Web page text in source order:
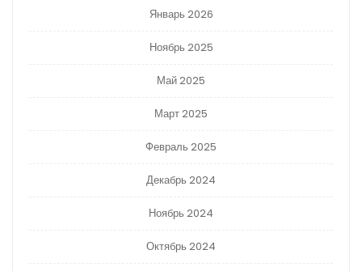
Январь 2026
Ноябрь 2025
Май 2025
Март 2025
Февраль 2025
Декабрь 2024
Ноябрь 2024
Октябрь 2024